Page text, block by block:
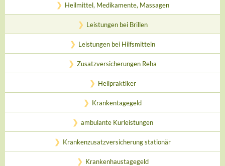
Heilmittel, Medikamente, Massagen
Leistungen bei Brillen
Leistungen bei Hilfsmitteln
Zusatzversicherungen Reha
Heilpraktiker
Krankentagegeld
ambulante Kurleistungen
Krankenzusatzversicherung stationär
Krankenhaustagegeld